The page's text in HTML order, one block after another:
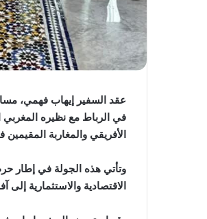
عقد السفير إيهاب فهمي،
في الرباط مع نظيره المغربي
الأفريقي والمغاربة
وتأتي هذه الجولة في إطار
الاقتصادية والاستثمارية